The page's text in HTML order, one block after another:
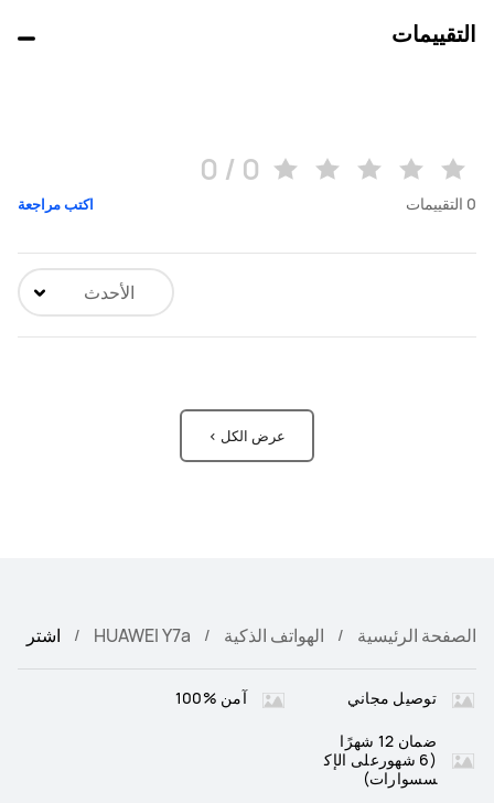
التقييمات
0 / 0
0 التقييمات اكتب مراجعة
الأحدث
عرض الكل >
الصفحة الرئيسية الهواتف الذكية HUAWEI Y7a اشتر
توصيل مجاني آمن %100
ضمان 12 شهرًا
(6 شهورعلى الإك
سسوارات)